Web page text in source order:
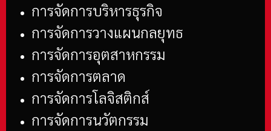
การจัดการบริหารธุรกิจ
การจัดการวางแผนกลยุทธ
การจัดการอุตสาหกรรม
การจัดการตลาด
การจัดการโลจิสติกส์
การจัดการนวัตกรรม